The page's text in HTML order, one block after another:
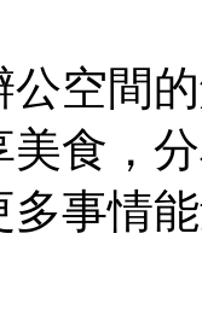
公空間
美食，
多事情